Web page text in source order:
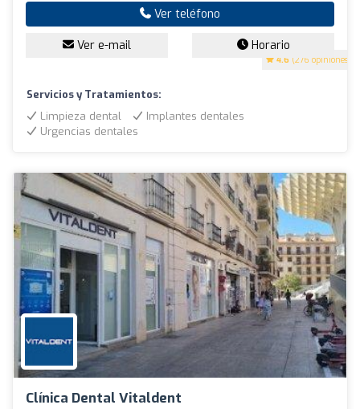
4.6 (276 opiniones)
Ver teléfono
Ver e-mail Horario
Servicios y Tratamientos:
Limpieza dental
Implantes dentales
Urgencias dentales
Clínica Dental Vitaldent